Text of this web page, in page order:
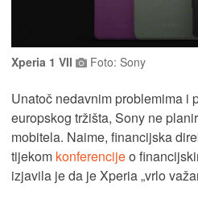
Xperia 1 VII Foto: Sony
Unatoč nedavnim problemima i
europskog tržišta, Sony ne
mobitela. Naime, financijska
tijekom konferencijeo
izjavila je da je Xperia „vrlo